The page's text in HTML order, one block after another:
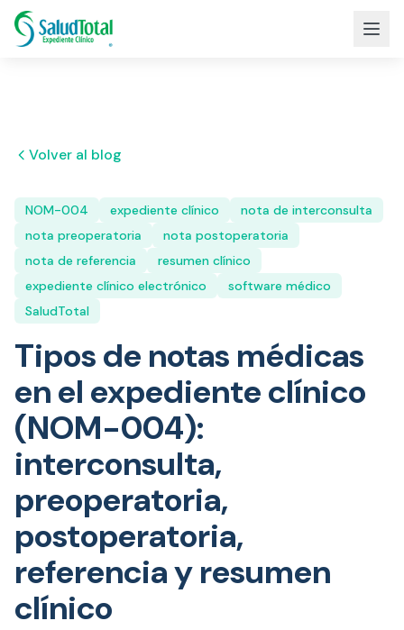
Volver al blog
NOM-004 expediente clínico
nota de interconsulta
nota preoperatoria
nota postoperatoria
nota de referencia
resumen clínico
expediente clínico electrónico
software médico
SaludTotal
Tipos de notas médicas
en el expediente clínico
(NOM-004):
interconsulta,
preoperatoria,
postoperatoria,
referencia y resumen
clínico